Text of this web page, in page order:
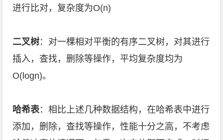
进行比对，复杂度为O(n)
二叉树：对一棵相对平衡的有序二叉树，对其进行
插入，查找，删除等操作，平均复杂度均为
O(logn)。
哈希表：相比上述几种数据结构，在哈希表中进行
添加，删除，查找等操作，性能十分之高，不考虑